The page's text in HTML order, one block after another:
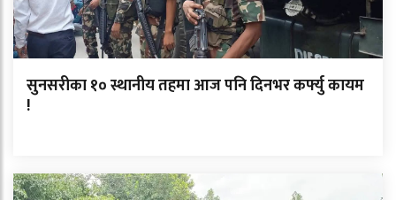
सुनसरीका १० स्थानीय तहमा आज पनि दिनभर कर्फ्यु कायम
!